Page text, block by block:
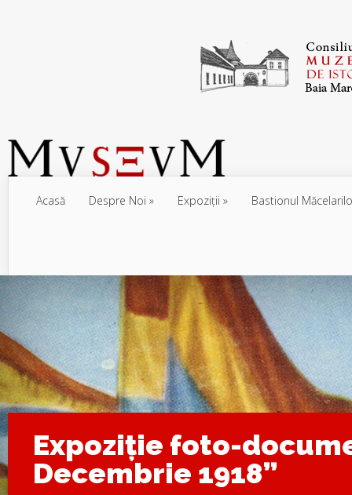
Acasă Despre Noi Expoziţii Bastionul
Expoziţie foto-
Decembrie 1918”